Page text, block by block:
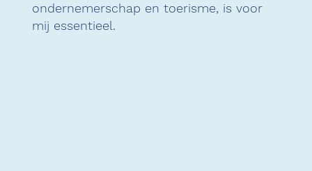
ondernemerschap en toerisme, is voor
mij essentieel.